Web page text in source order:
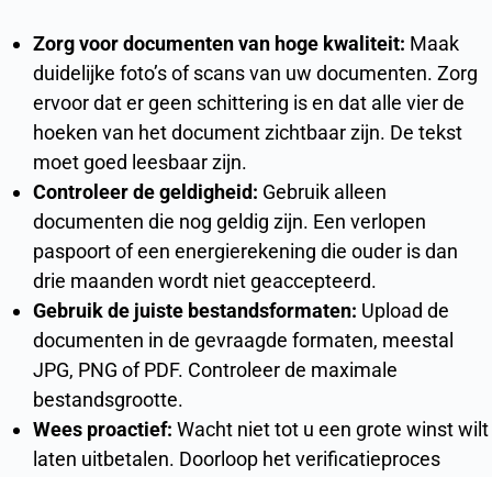
Zorg voor documenten van hoge kwaliteit: Maak
duidelijke foto’s of scans van uw documenten. Zorg
ervoor dat er geen schittering is en dat alle vier de
hoeken van het document zichtbaar zijn. De tekst
moet goed leesbaar zijn.
Controleer de geldigheid: Gebruik alleen
documenten die nog geldig zijn. Een verlopen
paspoort of een energierekening die ouder is dan
drie maanden wordt niet geaccepteerd.
Gebruik de juiste bestandsformaten: Upload de
documenten in de gevraagde formaten, meestal
JPG, PNG of PDF. Controleer de maximale
bestandsgrootte.
Wees proactief: Wacht niet tot u een grote winst wilt
laten uitbetalen. Doorloop het verificatieproces